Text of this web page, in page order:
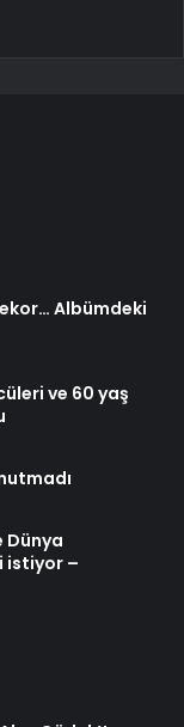
Albümdeki
ve 60 yaş
Dünya
istiyor –